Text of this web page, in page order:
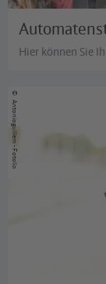
Hier können Sie
©
Antonioguillem - Fotolia